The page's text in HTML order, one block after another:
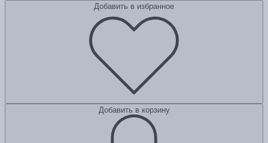
Добавить в избранное
Добавить в корзину